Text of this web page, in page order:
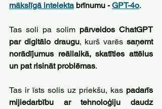
mākslīgā intelekta brīnumu - GPT-4o.
Tas soli pa solim pārveidos ChatGPT
par digitālo draugu, kurš varēs saņemt
norādījumus reāllaikā, skatīties attēlus
un pat risināt problēmas.
Tas ir īsts solis uz priekšu, kas padarīs
mijiedarbību ar tehnoloģiju daudz